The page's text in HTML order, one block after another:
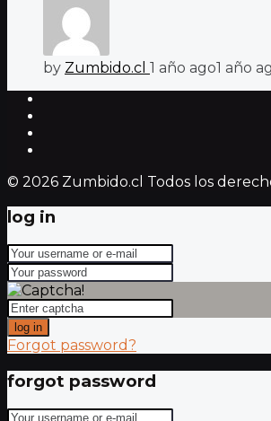
by Zumbido.cl 1 año ago1 año
© 2026 Zumbido.cl Todos los
log in
log in
Forgot password?
forgot password